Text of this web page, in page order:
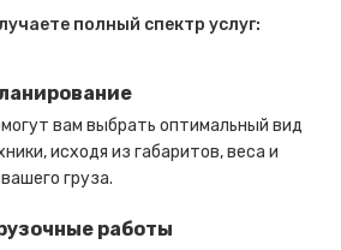
полный спектр услуг:
вам выбрать оптимальный вид
исходя из габаритов, веса и
груза.
работы